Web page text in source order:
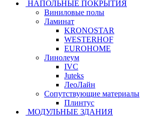
НАПОЛЬНЫЕ ПОКРЫТИЯ
Виниловые полы
Ламинат
KRONOSTAR
WESTERHOF
EUROHOME
Линолеум
IVC
Juteks
ЛеоЛайн
Сопутствующие материалы
Плинтус
МОДУЛЬНЫЕ ЗДАНИЯ